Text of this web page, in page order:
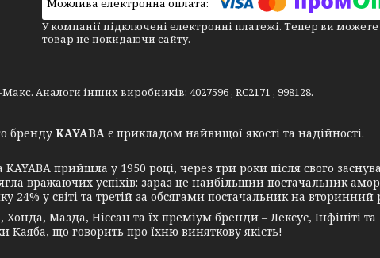
У компанії підключені електронні платежі. Тепер ви
товар не покидаючи сайту.
Аналоги інших виробників: 4027596 , RC2171 , 998128.
бренду KAYABA є прикладом найвищої якості та надійності.
прийшла у 1950 році, через три роки після свого
вражаючих успіхів: зараз це найбільший постачальник
24% у світі та третій за обсягами постачальник на
Мазда, Ніссан та їх преміум бренди – Лексус, Інфініті
Каяба, що говорить про їхню виняткову якість!